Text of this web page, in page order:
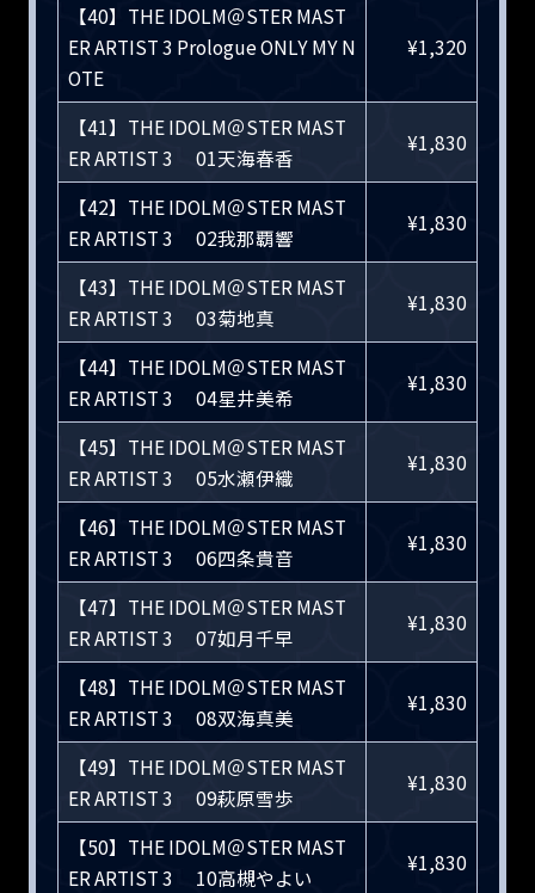
【40】THE IDOLM＠STER MAST
ER ARTIST 3 Prologue ONLY MY N
OTE
¥1,320
【41】THE IDOLM＠STER MAST
ER ARTIST 3 01天海春香
¥1,830
【42】THE IDOLM＠STER MAST
ER ARTIST 3 02我那覇響
¥1,830
【43】THE IDOLM＠STER MAST
ER ARTIST 3 03菊地真
¥1,830
【44】THE IDOLM＠STER MAST
ER ARTIST 3 04星井美希
¥1,830
【45】THE IDOLM＠STER MAST
ER ARTIST 3 05水瀬伊織
¥1,830
【46】THE IDOLM＠STER MAST
ER ARTIST 3 06四条貴音
¥1,830
【47】THE IDOLM＠STER MAST
ER ARTIST 3 07如月千早
¥1,830
【48】THE IDOLM＠STER MAST
ER ARTIST 3 08双海真美
¥1,830
【49】THE IDOLM＠STER MAST
ER ARTIST 3 09萩原雪歩
¥1,830
【50】THE IDOLM＠STER MAST
ER ARTIST 3 10高槻やよい
¥1,830